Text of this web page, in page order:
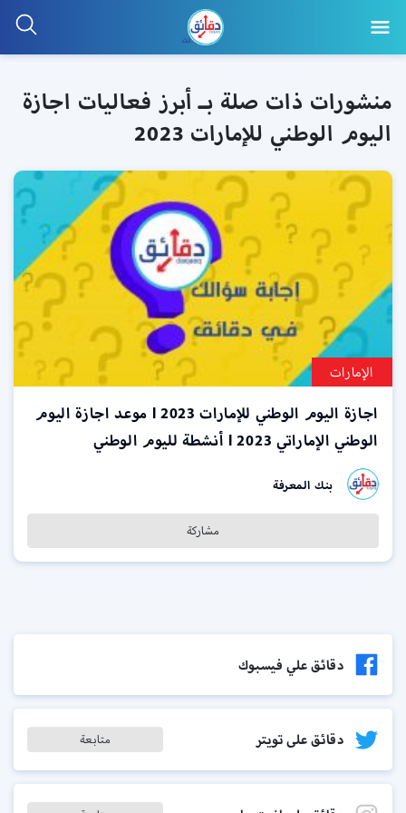
منشورات ذات صلة بـ أبرز فعاليات اجازة
اليوم الوطني للإمارات 2023
الإمارات
اجازة اليوم الوطني للإمارات 2023 l موعد اجازة اليوم
الوطني الإماراتي 2023 l أنشطة لليوم الوطني
بنك المعرفة
مشاركة
دقائق علي فيسبوك
دقائق على تويتر متابعة